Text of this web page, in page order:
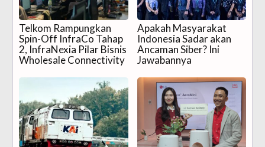
Telkom Rampungkan
Spin-Off InfraCo Tahap
2, InfraNexia Pilar Bisnis
Wholesale Connectivity
Apakah Masyarakat
Indonesia Sadar akan
Ancaman Siber? Ini
Jawabannya